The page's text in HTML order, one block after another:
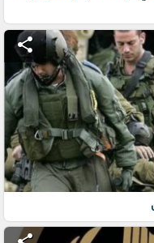
share